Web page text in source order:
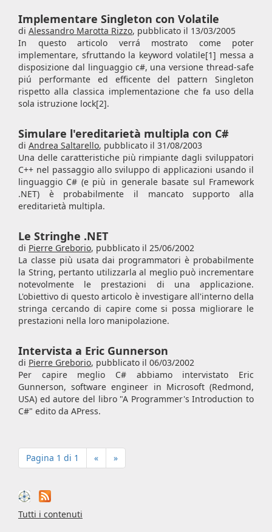
Implementare Singleton con Volatile
di Alessandro Marotta Rizzo, pubblicato il 13/03/2005
In questo articolo verrá mostrato come poter
implementare, sfruttando la keyword volatile[1] messa a
disposizione dal linguaggio c#, una versione thread-safe
piú performante ed efficente del pattern Singleton
rispetto alla classica implementazione che fa uso della
sola istruzione lock[2].
Simulare l'ereditarietà multipla con C#
di Andrea Saltarello, pubblicato il 31/08/2003
Una delle caratteristiche più rimpiante dagli sviluppatori
C++ nel passaggio allo sviluppo di applicazioni usando il
linguaggio C# (e più in generale basate sul Framework
.NET) è probabilmente il mancato supporto alla
ereditarietà multipla.
Le Stringhe .NET
di Pierre Greborio, pubblicato il 25/06/2002
La classe più usata dai programmatori è probabilmente
la String, pertanto utilizzarla al meglio può incrementare
notevolmente le prestazioni di una applicazione.
L'obiettivo di questo articolo è investigare all'interno della
stringa cercando di capire come si possa migliorare le
prestazioni nella loro manipolazione.
Intervista a Eric Gunnerson
di Pierre Greborio, pubblicato il 06/03/2002
Per capire meglio C# abbiamo intervistato Eric
Gunnerson, software engineer in Microsoft (Redmond,
USA) ed autore del libro "A Programmer's Introduction to
C#" edito da APress.
Pagina 1 di 1 « »
Tutti i contenuti